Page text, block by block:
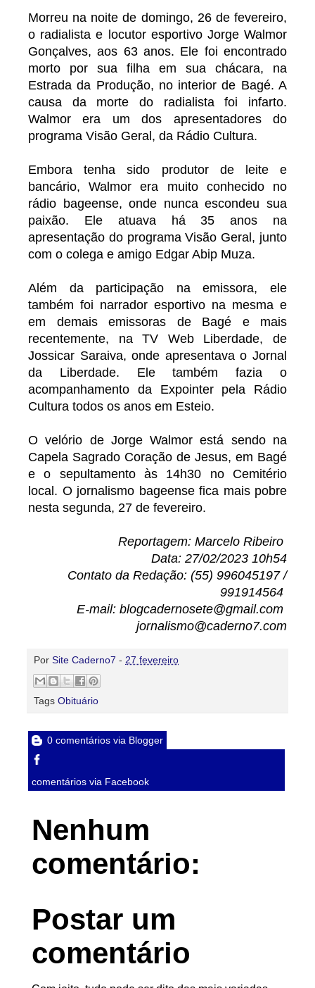
Morreu na noite de domingo, 26 de fevereiro,
o radialista e locutor esportivo Jorge Walmor
Gonçalves, aos 63 anos. Ele foi encontrado
morto por sua filha em sua chácara, na
Estrada da Produção, no interior de Bagé. A
causa da morte do radialista foi infarto.
Walmor era um dos apresentadores do
programa Visão Geral, da Rádio Cultura.
Embora tenha sido produtor de leite e
bancário, Walmor era muito conhecido no
rádio bageense, onde nunca escondeu sua
paixão. Ele atuava há 35 anos na
apresentação do programa Visão Geral, junto
com o colega e amigo Edgar Abip Muza.
Além da participação na emissora, ele
também foi narrador esportivo na mesma e
em demais emissoras de Bagé e mais
recentemente, na TV Web Liberdade, de
Jossicar Saraiva, onde apresentava o Jornal
da Liberdade. Ele também fazia o
acompanhamento da Expointer pela Rádio
Cultura todos os anos em Esteio.
O velório de Jorge Walmor está sendo na
Capela Sagrado Coração de Jesus, em Bagé
e o sepultamento às 14h30 no Cemitério
local. O jornalismo bageense fica mais pobre
nesta segunda, 27 de fevereiro.
Reportagem: Marcelo Ribeiro
Data: 27/02/2023 10h54
Contato da Redação: (55) 996045197 /
991914564
E-mail: blogcadernosete@gmail.com
jornalismo@caderno7.com
Por Site Caderno7 - 27 fevereiro
Tags Obituário
0 comentários via Blogger
comentários via Facebook
Nenhum
comentário:
Postar um
comentário